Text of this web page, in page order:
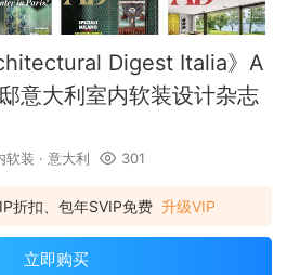
Digest Italia》A
意大利室内软装设计杂志
软装 · 意大利 301
折扣、包年SVIP免费 升级VIP
立即购买